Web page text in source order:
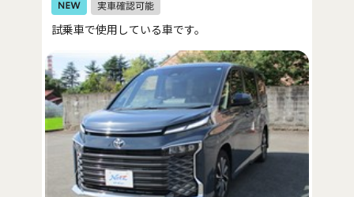
試乗車で使用している車です。